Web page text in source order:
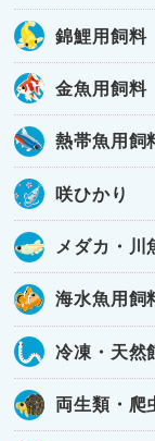
錦鯉用飼料
金魚用飼料
熱帯魚用飼
咲ひかり
メダカ・川
海水魚用飼
冷凍・天然
両生類・爬